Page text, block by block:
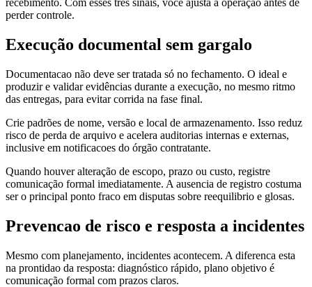
recebimento. Com esses tres sinais, você ajusta a operação antes de
perder controle.
Execução documental sem gargalo
Documentacao não deve ser tratada só no fechamento. O ideal e
produzir e validar evidências durante a execução, no mesmo ritmo
das entregas, para evitar corrida na fase final.
Crie padrões de nome, versão e local de armazenamento. Isso reduz
risco de perda de arquivo e acelera auditorias internas e externas,
inclusive em notificacoes do órgão contratante.
Quando houver alteração de escopo, prazo ou custo, registre
comunicação formal imediatamente. A ausencia de registro costuma
ser o principal ponto fraco em disputas sobre reequilibrio e glosas.
Prevencao de risco e resposta a incidentes
Mesmo com planejamento, incidentes acontecem. A diferenca esta
na prontidao da resposta: diagnóstico rápido, plano objetivo é
comunicação formal com prazos claros.